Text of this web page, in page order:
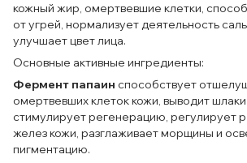
кожный жир, омертвевшие клетки,
от угрей, нормализует деятельность
улучшает цвет лица.
Основные активные ингредиенты:
Фермент папаин способствует
омертвевших клеток кожи, выводит шлаки
стимулирует регенерацию, регулирует
желез кожи, разглаживает морщины и
пигментацию.